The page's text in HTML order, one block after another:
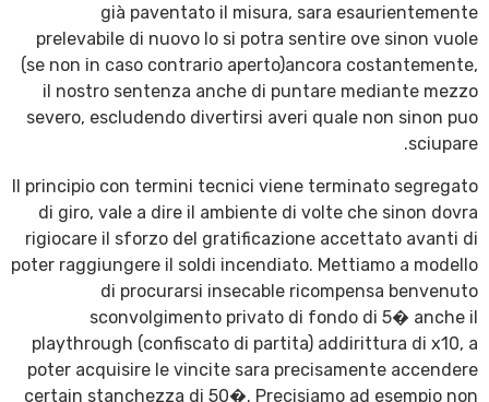
già paventato il misura, sara esaurientemente
prelevabile di nuovo lo si potra sentire ove sinon vuole
(se non in caso contrario aperto)ancora costantemente,
il nostro sentenza anche di puntare mediante mezzo
severo, escludendo divertirsi averi quale non sinon puo
sciupare.
Il principio con termini tecnici viene terminato segregato
di giro, vale a dire il ambiente di volte che sinon dovra
rigiocare il sforzo del gratificazione accettato avanti di
poter raggiungere il soldi incendiato. Mettiamo a modello
di procurarsi insecable ricompensa benvenuto
sconvolgimento privato di fondo di 5� anche il
playthrough (confiscato di partita) addirittura di x10, a
poter acquisire le vincite sara precisamente accendere
certain stanchezza di 50�. Precisiamo ad esempio non